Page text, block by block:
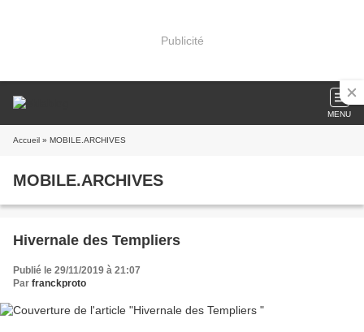
Publicité
MENU
Accueil » MOBILE.ARCHIVES
MOBILE.ARCHIVES
Hivernale des Templiers
Publié le 29/11/2019 à 21:07
Par franckproto